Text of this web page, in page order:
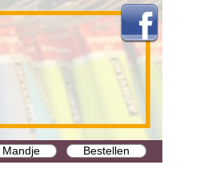
Mandje Bestellen